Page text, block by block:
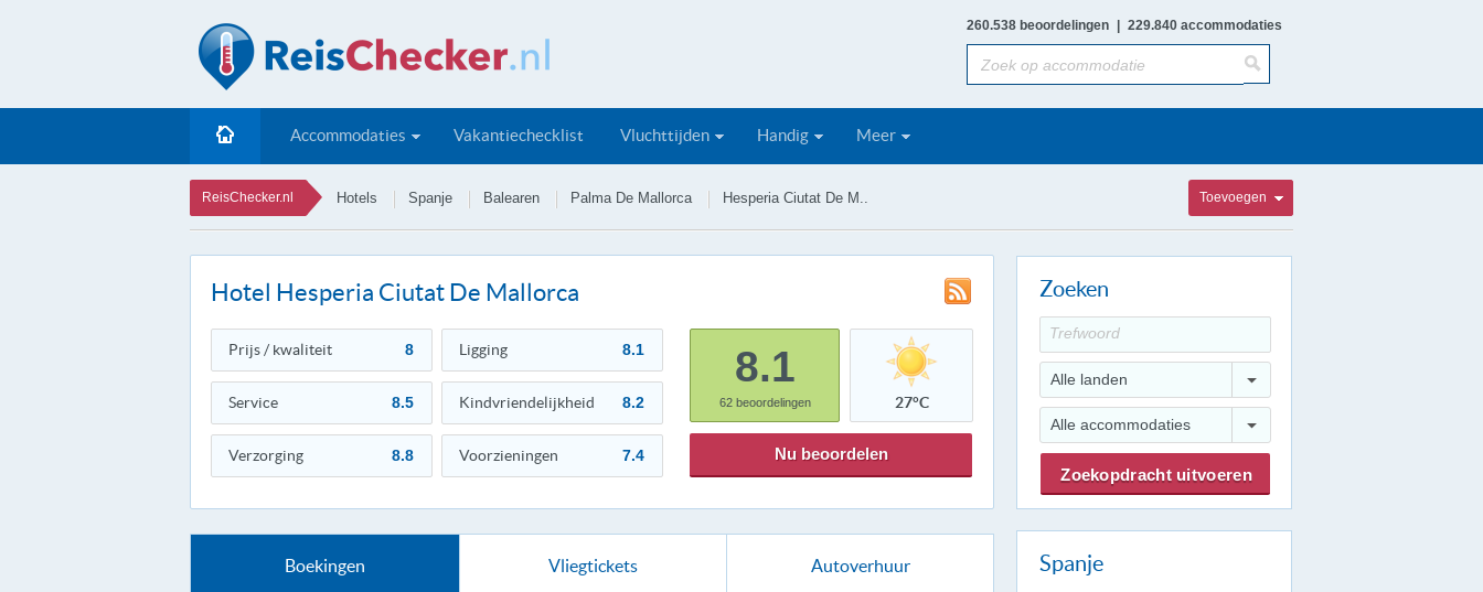
260.538 beoordelingen 229.840 accommodaties
Accommodaties Vakantiechecklist Vluchttijden Handig Meer
ReisChecker.nl Hotels Spanje Balearen Palma De Mallorca Hesperia Ciutat De M.. Toevoegen
Hotel Hesperia Ciutat De Mallorca
Prijs / kwaliteit 8 Ligging 8.1
Service 8.5 Kindvriendelijkheid 8.2
Verzorging 8.8 Voorzieningen 7.4
8.1
62beoordelingen 27°C
Nu beoordelen
Boekingen Vliegtickets Autoverhuur
Zoeken
Alle landen
Alle accommodaties
Spanje